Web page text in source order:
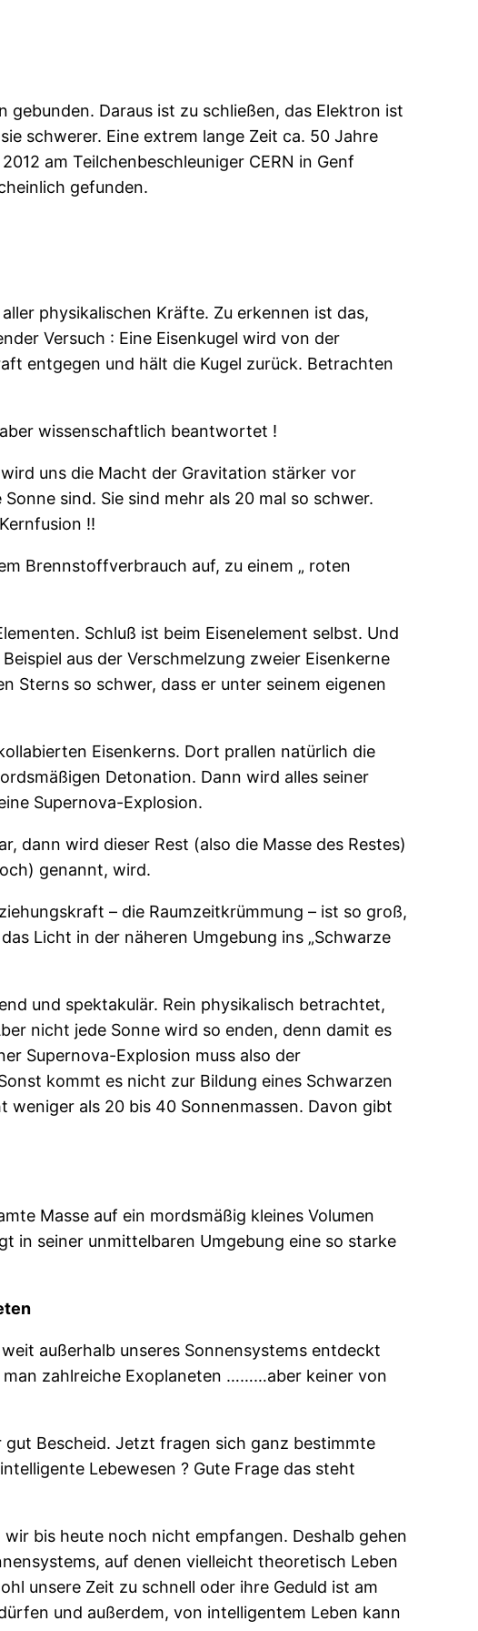
gebunden. Daraus ist zu schließen, das Elektron ist
schwerer. Eine extrem lange Zeit ca. 50 Jahre
am Teilchenbeschleuniger CERN in Genf
gefunden.
physikalischen Kräfte. Zu erkennen ist das,
Versuch : Eine Eisenkugel wird von der
entgegen und hält die Kugel zurück. Betrachten
wissenschaftlich beantwortet !
uns die Macht der Gravitation stärker vor
sind. Sie sind mehr als 20 mal so schwer.
!!
Brennstoffverbrauch auf, zu einem „ roten
Schluß ist beim Eisenelement selbst. Und
aus der Verschmelzung zweier Eisenkerne
Sterns so schwer, dass er unter seinem eigenen
Eisenkerns. Dort prallen natürlich die
Detonation. Dann wird alles seiner
Supernova-Explosion.
dann wird dieser Rest (also die Masse des Restes)
genannt, wird.
– die Raumzeitkrümmung – ist so groß,
Licht in der näheren Umgebung ins „Schwarze
und spektakulär. Rein physikalisch betrachtet,
nicht jede Sonne wird so enden, denn damit es
Supernova-Explosion muss also der
kommt es nicht zur Bildung eines Schwarzen
als 20 bis 40 Sonnenmassen. Davon gibt
Masse auf ein mordsmäßig kleines Volumen
in seiner unmittelbaren Umgebung eine so starke
außerhalb unseres Sonnensystems entdeckt
zahlreiche Exoplaneten ………aber keiner von
Bescheid. Jetzt fragen sich ganz bestimmte
Lebewesen ? Gute Frage das steht
bis heute noch nicht empfangen. Deshalb gehen
auf denen vielleicht theoretisch Leben
unsere Zeit zu schnell oder ihre Geduld ist am
und außerdem, von intelligentem Leben kann